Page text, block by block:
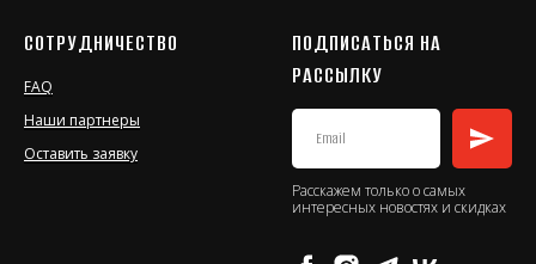
СОТРУДНИЧЕСТВО
FAQ
Наши партнеры
Оставить заявку
ПОДПИСАТЬСЯ НА
РАССЫЛКУ
Расскажем только о самых
интересных новостях и скидках